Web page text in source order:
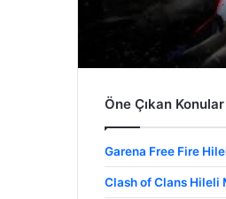
Öne Çıkan Konular
Garena Free Fire
Clash of Clans Hileli